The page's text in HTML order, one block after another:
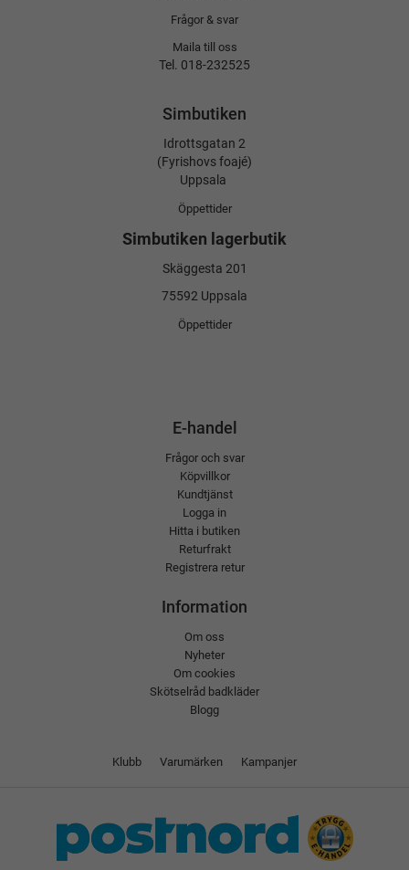
Frågor & svar
Maila till oss
Tel. 018-232525
Simbutiken
Idrottsgatan 2
(Fyrishovs foajé)
Uppsala
Öppettider
Simbutiken lagerbutik
Skäggesta 201
75592 Uppsala
Öppettider
E-handel
Frågor och svar
Köpvillkor
Kundtjänst
Logga in
Hitta i butiken
Returfrakt
Registrera retur
Information
Om oss
Nyheter
Om cookies
Skötselråd badkläder
Blogg
Klubb Varumärken Kampanjer